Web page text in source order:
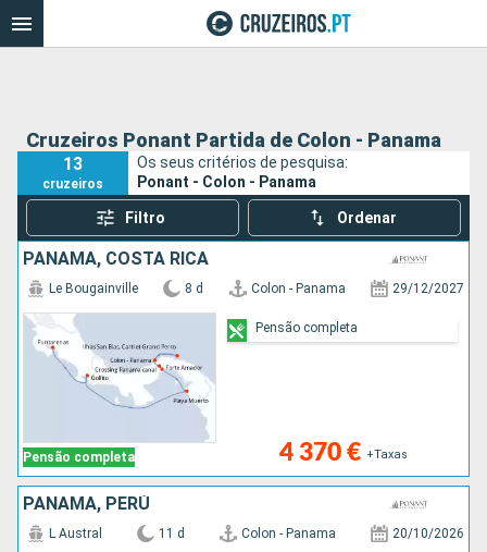
Cruzeiros Ponant Partida de Colon - Panama
13
cruzeiros
Os seus critérios de pesquisa:
Ponant - Colon - Panama
Filtro Ordenar
PANAMA, COSTA RICA
Pensão completa
Le Bougainville 8 d Colon - Panama 29/12/2027
4 370 € +Taxas
Pensão completa
PANAMA, PERÚ
L Austral 11 d Colon - Panama 20/10/2026